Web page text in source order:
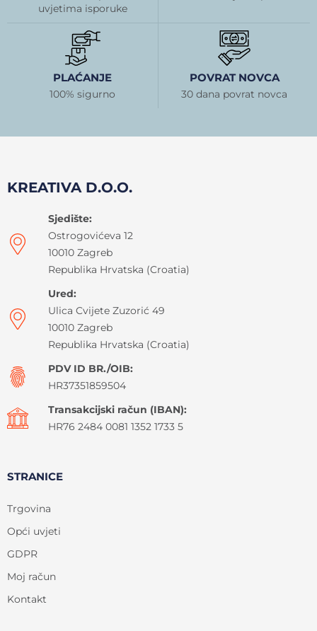
uvjetima isporuke
PLAĆANJE
100% sigurno
POVRAT NOVCA
30 dana povrat novca
KREATIVA D.O.O.
Sjedište:
Ostrogovićeva 12
10010 Zagreb
Republika Hrvatska (Croatia)
Ured:
Ulica Cvijete Zuzorić 49
10010 Zagreb
Republika Hrvatska (Croatia)
PDV ID BR./OIB:
HR37351859504
Transakcijski račun (IBAN):
HR76 2484 0081 1352 1733 5
STRANICE
Trgovina
Opći uvjeti
GDPR
Moj račun
Kontakt